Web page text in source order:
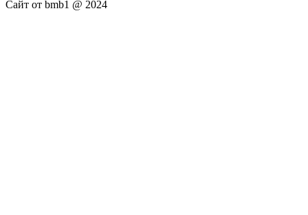
Сайт от bmb1 @ 2024